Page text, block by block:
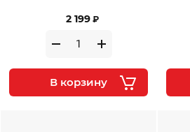
2 199 ₽
В корзину